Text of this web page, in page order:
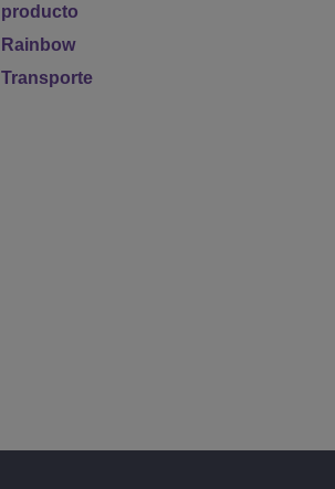
producto
Rainbow
Transporte